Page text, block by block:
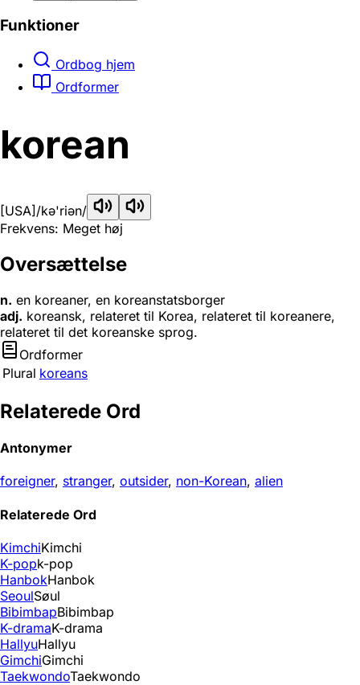
Funktioner
Ordbog hjem
Ordformer
korean
[USA] /kə'riən/
Frekvens: Meget høj
Oversættelse
n. en koreaner, en koreanstatsborger
adj. koreansk, relateret til Korea, relateret til koreanere,
relateret til det koreanske sprog.
Ordformer
Plural koreans
Relaterede Ord
Antonymer
foreigner, stranger, outsider, non-Korean, alien
Relaterede Ord
KimchiKimchi
K-popk-pop
HanbokHanbok
SeoulSøul
BibimbapBibimbap
K-dramaK-drama
HallyuHallyu
GimchiGimchi
TaekwondoTaekwondo